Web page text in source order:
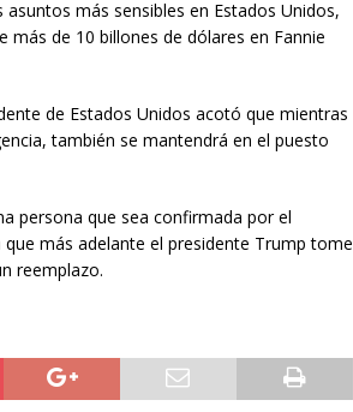
más sensibles en Estados Unidos,
más de 10 billones de dólares en Fannie
de Estados Unidos acotó que mientras
también se mantendrá en el puesto
persona que sea confirmada por el
más adelante el presidente Trump tome
reemplazo.